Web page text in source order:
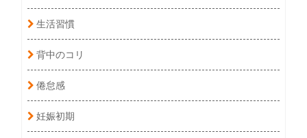
生活習慣
背中のコリ
倦怠感
妊娠初期